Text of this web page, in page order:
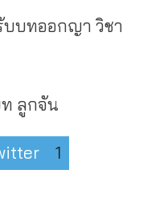
บบทออกญา วิชา
ลูกจัน
1